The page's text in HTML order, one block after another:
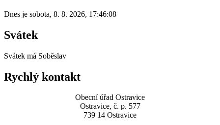
Dnes je sobota, 8. 8. 2026, 17:46:08
Svátek
Svátek má Soběslav
Rychlý kontakt
Obecní úřad Ostravice
Ostravice, č. p. 577
739 14 Ostravice